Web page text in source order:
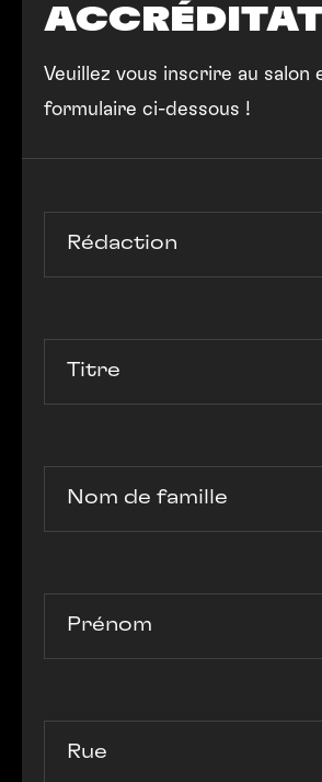
Veuillez vous inscrire au salon
formulaire ci-dessous !
Rédaction
Titre
Nom de famille
Prénom
Rue